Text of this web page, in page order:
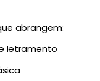
abrangem:
letramento